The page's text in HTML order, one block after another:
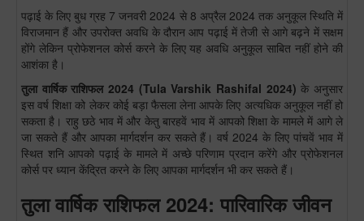
पढ़ाई के लिए बुध ग्रह 7 जनवरी 2024 से 8 अप्रैल 2024 तक अनुकूल स्थिति में
विराजमान हैं और उपरोक्त अवधि के दौरान आप पढ़ाई में तेजी से आगे बढ़ने में सक्षम
होंगे लेकिन प्रोफेशनल कोर्स करने के लिए यह अवधि अनुकूल साबित नहीं होने की
आशंका है।
तुलावार्षिक राशिफल 2024 (Tula Varshik Rashifal 2024)के अनुसार
इस वर्ष शिक्षा को लेकर कोई बड़ा फैसला लेना आपके लिए अत्यधिक अनुकूल नहीं हो
सकता है। राहु छठे भाव में और केतु बारहवें भाव में आपको शिक्षा के मामले में आगे ले
जा सकते हैं और आपका मार्गदर्शन कर सकते हैं। वर्ष 2024 के लिए पांचवें भाव में
स्थित शनि आपको पढ़ाई के मामले में अच्छे परिणाम प्रदान करेंगे और प्रोफेशनल
कोर्स पर ध्यान केंद्रित करने के लिए आपका मार्गदर्शन भी कर सकते हैं।
तुला वार्षिक राशिफल 2024: पारिवारिक जीवन